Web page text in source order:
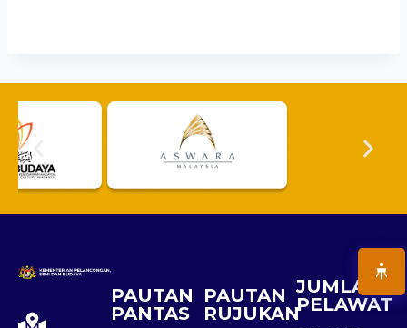
PAUTAN
PANTAS
PAUTAN
RUJUKAN
JUMLAH
PELAWAT